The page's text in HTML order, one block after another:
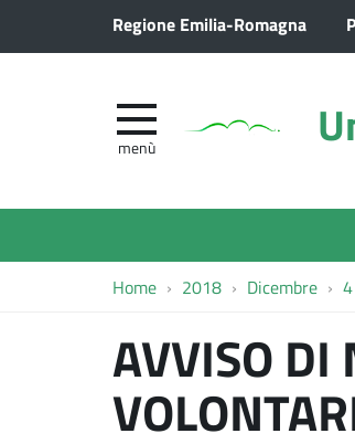
Regione Emilia-Romagna
menù
Home 2018 Dicembre 4
AVVISO DI